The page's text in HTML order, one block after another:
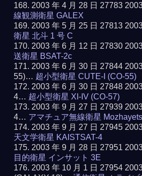
2003 年 4 月 28 日 27783
線観測衛星 GALEX
2003 年 5 月 25 日 27813
衛星 北斗 1 号 C
2003 年 6 月 12 日 27830
送衛星 BSAT-2c
2003 年 6 月 30 日 27844
55)… 超小型衛星 CUTE-I (CO-55)
2003 年 6 月 30 日 27848
4… 超小型衛星 XI-IV (CO-57)
2003 年 9 月 27 日 27939
4… アマチュア無線衛星
2003 年 9 月 27 日 27945
天文学衛星 KAISTSAT-4
2003 年 9 月 28 日 27951
目的衛星 インサット 3E
2003 年 10 月 1 日 27954